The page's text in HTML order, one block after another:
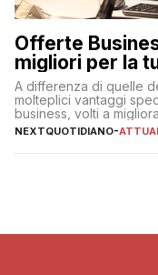
Offerte
migliori per la
A differenza di quelle
molteplici vantaggi
business, volti a
degli utenti
NEXTQUOTIDIANO-